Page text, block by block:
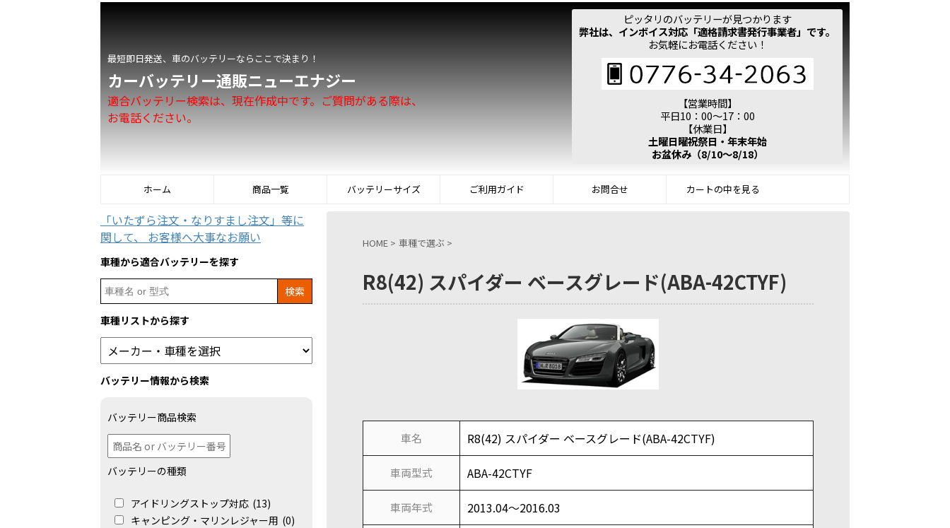
最短即日発送、車のバッテリーならここで決まり！
カーバッテリー通販ニューエナジー
適合バッテリー検索は、現在作成中です。ご質問がある際は、
お電話ください。
ピッタリのバッテリーが見つかります
弊社は、インボイス対応「適格請求書発行事業者」です。
お気軽にお電話ください！
【営業時間】
平日10：00～17：00
【休業日】
土曜日曜祝祭日・年末年始
お盆休み（8/10～8/18）
ホーム 商品一覧 バッテリーサイズ ご利用ガイド お問合せ カートの中を見る
HOME > 車種で選ぶ >
R8(42) スパイダー ベースグレード(ABA-42CTYF)
車名 R8(42) スパイダー ベースグレード(ABA-42CTYF)
車両型式 ABA-42CTYF
車両年式 2013.04～2016.03
「いたずら注文・なりすまし注文」等に
関して、 お客様へ大事なお願い
車種から適合バッテリーを探す
Search
for:
車種リストから探す
バッテリー情報から検索
バッテリー商品検索
バッテリーの種類
アイドリングストップ対応 (13)
キャンピング・マリンレジャー用 (0)